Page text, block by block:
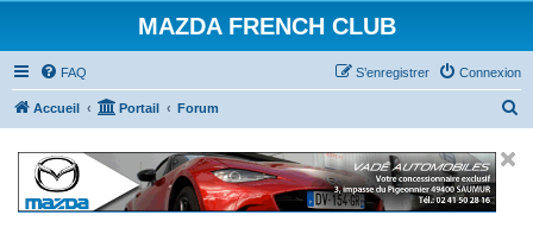
MAZDA FRENCH CLUB
FAQ Connexion
S’enregistrer
Accueil Portail Forum